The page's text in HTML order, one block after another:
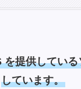
を提供してい
しています。